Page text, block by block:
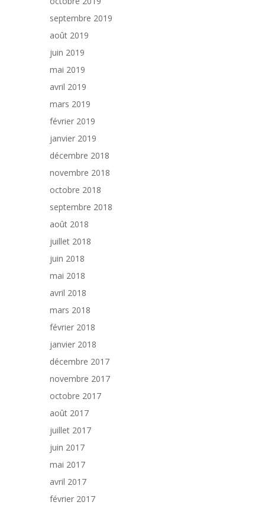
septembre 2019
août 2019
juin 2019
mai 2019
avril 2019
mars 2019
février 2019
janvier 2019
décembre 2018
novembre 2018
octobre 2018
septembre 2018
août 2018
juillet 2018
juin 2018
mai 2018
avril 2018
mars 2018
février 2018
janvier 2018
décembre 2017
novembre 2017
octobre 2017
août 2017
juillet 2017
juin 2017
mai 2017
avril 2017
février 2017